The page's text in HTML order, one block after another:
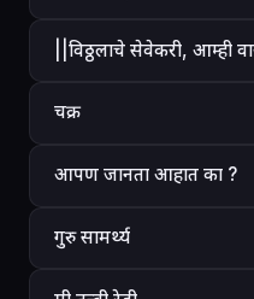
||विठ्ठलाचे सेवेकरी, आम्ही
चक्र
आपण जानता आहात का ?
गुरु सामर्थ्य